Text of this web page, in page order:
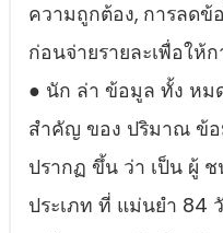
ความถูกต้อง, การลดข้
ก่อนจ่ายรายละเพื่อให้
● นัก ล่า ข้อมูล ทั้ง หม
สําคัญ ของ ปริมาณ ข้อ
ปรากฏ ขึ้น ว่า เป็น ผู้ ช
ประเภท ที่ แม่นยํา 84